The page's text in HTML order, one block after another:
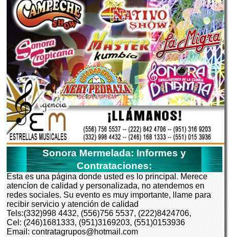
Sonora Mermelada: Informes y
Contrataciones:
Esta es una página donde usted es lo principal. Merece
atencíon de calidad y personalizada, no atendemos en
redes sociales. Su evento es muy importante, llame para
recibir servicio y atención de calidad
Tels:(332)998 4432, (556)756 5537, (222)8424706,
Cel: (246)1681333, (951)3169203, (551)0153936
Email: contratagrupos@hotmail.com